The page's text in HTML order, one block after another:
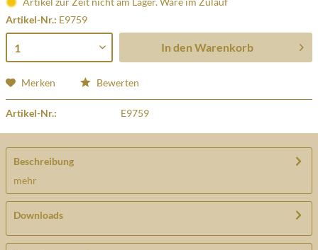
Artikel-Nr.: E9759
In den Warenkorb
Merken Bewerten
Artikel-Nr.: E9759
Beschreibung
mehr
Downloads